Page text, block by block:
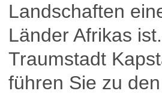
Landschaften
Länder Afrikas
Traumstadt
führen Sie zu